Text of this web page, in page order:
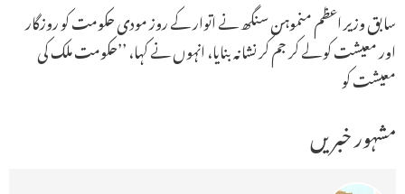
سابق وزیر اعظم منموہن سنگھ نے اتوار کے روز مودی حکومت کو روزگار
اور معیشت کو لے کر جم کر نشانہ بنایا، انہوں نے کہا، ’’حکومت ملک کی
معیشت کو
مشہور خبریں